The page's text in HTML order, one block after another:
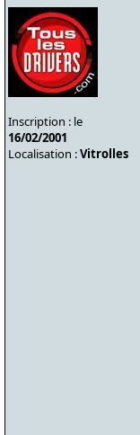
Inscription : le
16/02/2001
Localisation :Vitrolles